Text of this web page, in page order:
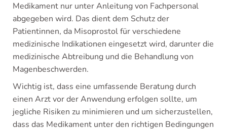
Medikament nur unter Anleitung von Fachpersonal
abgegeben wird. Das dient dem Schutz der
Patientinnen, da Misoprostol für verschiedene
medizinische Indikationen eingesetzt wird, darunter die
medizinische Abtreibung und die Behandlung von
Magenbeschwerden.
Wichtig ist, dass eine umfassende Beratung durch
einen Arzt vor der Anwendung erfolgen sollte, um
jegliche Risiken zu minimieren und um sicherzustellen,
dass das Medikament unter den richtigen Bedingungen